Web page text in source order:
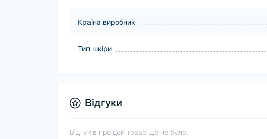
Країна виробник
Тип шкіри
Відгуки
Відгуків про цей товар ще не було.